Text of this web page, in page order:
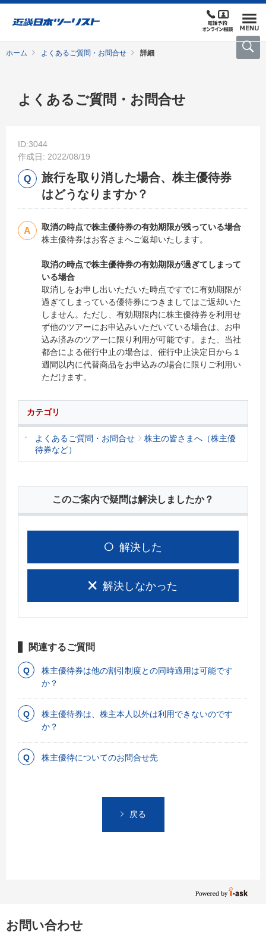
ホーム よくあるご質問・お問合せ 詳細
よくあるご質問・お問合せ
ID:3044
作成日: 2022/08/19
旅行を取り消した場合、株主優待券
はどうなりますか？
取消の時点で株主優待券の有効期限が残っている場合
株主優待券はお客さまへご返却いたします。
取消の時点で株主優待券の有効期限が過ぎてしまって
いる場合
取消しをお申し出いただいた時点ですでに有効期限が
過ぎてしまっている優待券につきましてはご返却いた
しません。ただし、有効期限内に株主優待券を利用せ
ず他のツアーにお申込みいただいている場合は、お申
込み済みのツアーに限り利用が可能です。また、当社
都合による催行中止の場合は、催行中止決定日から１
週間以内に代替商品をお申込みの場合に限りご利用い
ただけます。
カテゴリ
よくあるご質問・お問合せ
株主の皆さまへ（株主優
待券など）
このご案内で疑問は解決しましたか？
解決した
解決しなかった
関連するご質問
株主優待券は他の割引制度との同時適用は可能です
か？
株主優待券は、株主本人以外は利用できないのです
か？
株主優待についてのお問合せ先
戻る
お問い合わせ